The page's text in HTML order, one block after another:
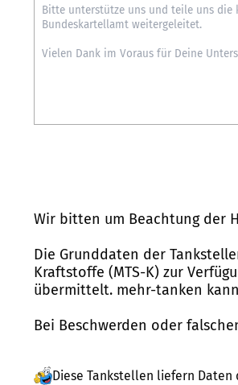
Wir bitten um Beachtung der
Die Grunddaten der
Kraftstoffe (MTS-K) zur
übermittelt. mehr-tanken
Bei Beschwerden oder
Diese Tankstellen liefern Daten